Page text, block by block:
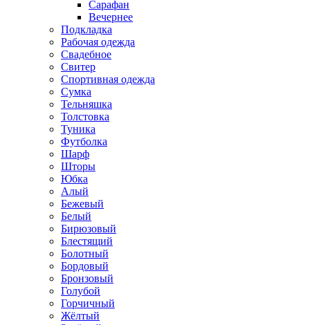
Сарафан
Вечернее
Подкладка
Рабочая одежда
Свадебное
Свитер
Спортивная одежда
Сумка
Тельняшка
Толстовка
Туника
Футболка
Шарф
Шторы
Юбка
Алый
Бежевый
Белый
Бирюзовый
Блестящий
Болотный
Бордовый
Бронзовый
Голубой
Горчичный
Жёлтый